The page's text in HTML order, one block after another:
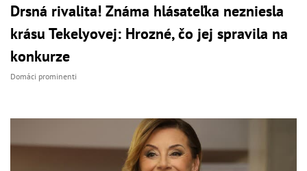
Drsná rivalita! Známa hlásateľka nezniesla
krásu Tekelyovej: Hrozné, čo jej spravila na
konkurze
Domáci prominenti